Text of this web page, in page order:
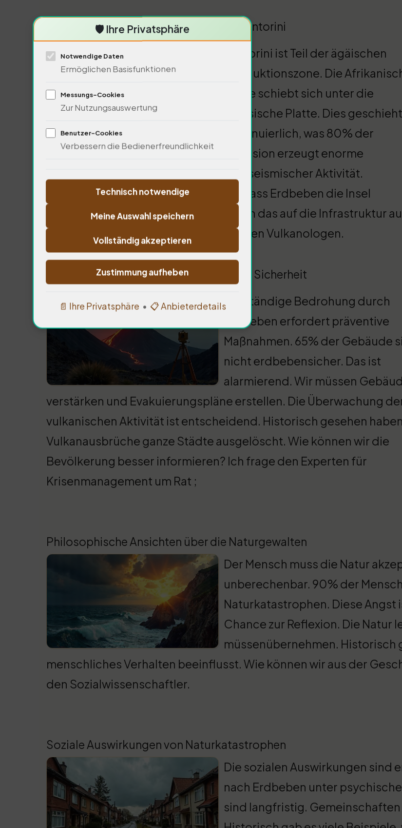
Einfluss der Plattenbewegungen auf Santorini
Santorini ist Teil der ägäischen
Subduktionszone. Die
Platte schiebt sich unter die
Eurasische Platte. Dies geschieht
kontinuierlich, was 80% der
Erdbeben in derverursacht. Diese Kollision erzeugt enorme
Spannungen. Die Insel ist ein Hotspot seismischer Aktivität.
Historische Aufzeichnungen zeigen, dass Erdbeben die Insel
regelmäßig heimsuchen. Wie wirkt sich das auf die Infrastruktur
Ich wende mich an meinen Kollegen, den Vulkanologen.
Die Bedeutung der Vulkanologie für die Sicherheit
Die ständige Bedrohung durch
Erdbeben erfordert präventive
Maßnahmen. 65% der Gebäude
nicht erdbebensicher. Das ist
alarmierend. Wir müssen
verstärken und Evakuierungspläne erstellen. Die Überwachung
vulkanischen Aktivität ist entscheidend. Historisch gesehen haben
Vulkanausbrüche ganze Städte ausgelöscht. Wie können wir die
Bevölkerung besser informieren? Ich frage den Experten für
Krisenmanagement um Rat ;
Philosophische Ansichten über die Naturgewalten
Der Mensch muss die Natur
unberechenbar. 90% der
Naturkatastrophen. Diese Angst
Chance zur Reflexion. Die Natur
müssenübernehmen. Historisch
menschliches Verhalten beeinflusst. Wie können wir aus der
den Sozialwissenschaftler.
Soziale Auswirkungen von Naturkatastrophen
Die sozialen Auswirkungen sind
nach Erdbeben unter
sind langfristig.
🛡️ Ihre Privatsphäre
Notwendige Daten
Ermöglichen Basisfunktionen
Messungs-Cookies
Zur Nutzungsauswertung
Benutzer-Cookies
Verbessern die Bedienerfreundlichkeit
Technisch notwendige
Meine Auswahl speichern
Vollständig akzeptieren
Zustimmung aufheben
📄 Ihre Privatsphäre • 📋 Anbieterdetails